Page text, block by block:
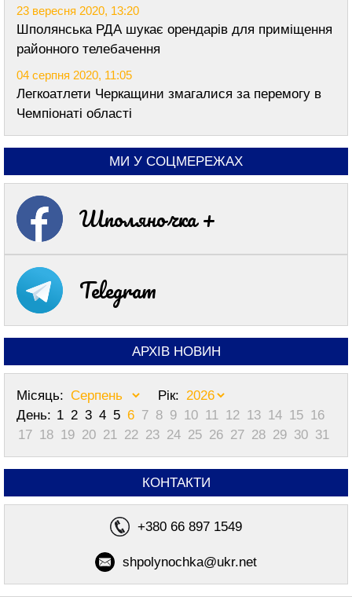
23 вересня 2020, 13:20
Шполянська РДА шукає орендарів для приміщення
районного телебачення
04 серпня 2020, 11:05
Легкоатлети Черкащини змагалися за перемогу в
Чемпіонаті області
МИ У СОЦМЕРЕЖАХ
Шполяночка +
Telegram
АРХІВ НОВИН
Місяць:
Рік:
День: 1 2 3 4 5 6 7 8 9 10 11 12 13 14 15 16
17 18 19 20 21 22 23 24 25 26 27 28 29 30 31
КОНТАКТИ
+380 66 897 1549
shpolynochka@ukr.net